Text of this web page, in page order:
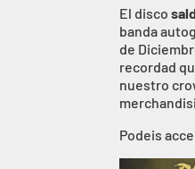
El disco
banda
de
recordad
nuestro
Podeis